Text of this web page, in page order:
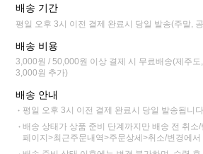
배송 기간
평일 오후 3시 이전 결제 완료시 당일 발송(주말,
배송 비용
3,000원 / 50,000원 이상 결제 시 무료배송(제주도
3,000원 추가)
배송 안내
평일 오후 3시 이전 결제 완료시 당일 발송됩니
배송 상태가 상품 준비 단계까지만 배송 전 취소/
페이지>최근주문내역>주문상세>취소/변경에서